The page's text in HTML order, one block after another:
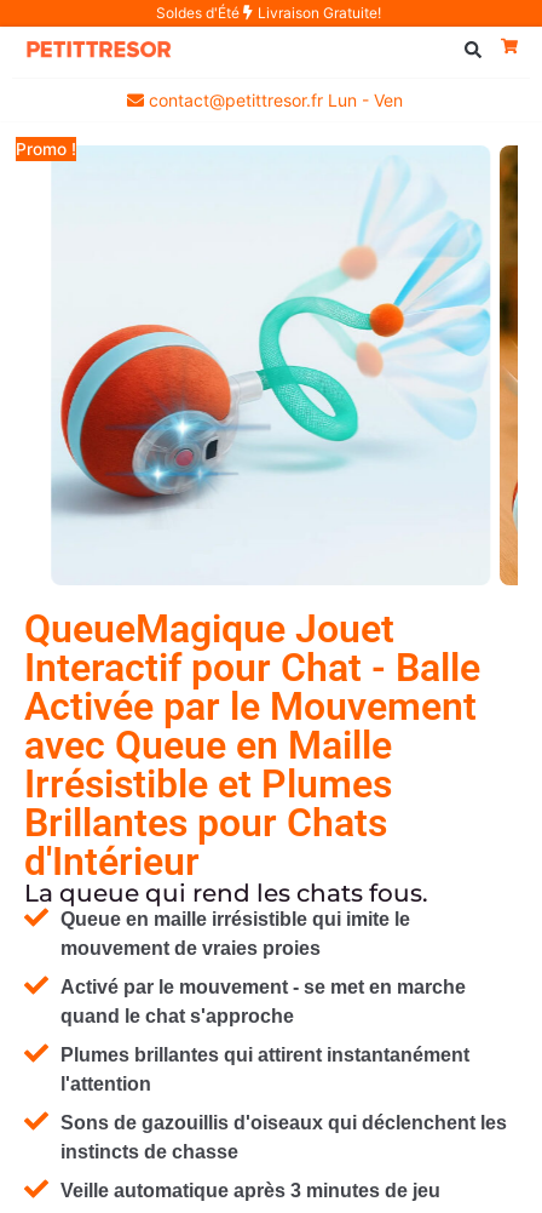
Soldes d'Été Livraison Gratuite!
contact@petittresor.fr Lun - Ven
QueueMagique Jouet
Interactif pour Chat - Balle
Activée par le Mouvement
avec Queue en Maille
Irrésistible et Plumes
Brillantes pour Chats
d'Intérieur
La queue qui rend les chats fous.
Queue en maille irrésistible qui imite le
mouvement de vraies proies
Activé par le mouvement - se met en marche
quand le chat s'approche
Plumes brillantes qui attirent instantanément
l'attention
Sons de gazouillis d'oiseaux qui déclenchent les
instincts de chasse
Veille automatique après 3 minutes de jeu
Promo !